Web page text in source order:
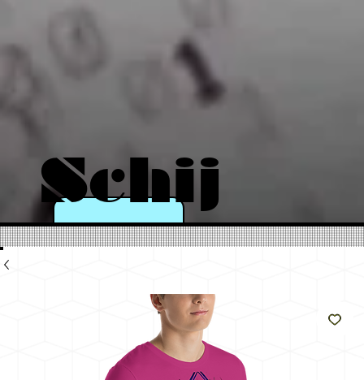
Schij
n als
de